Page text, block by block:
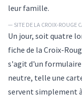
leur famille.
— SITE DE LA CROIX-ROUGE
Un jour, soit quatre
fiche de la Croix-
s'agit d'un
neutre, telle une
servent simplement